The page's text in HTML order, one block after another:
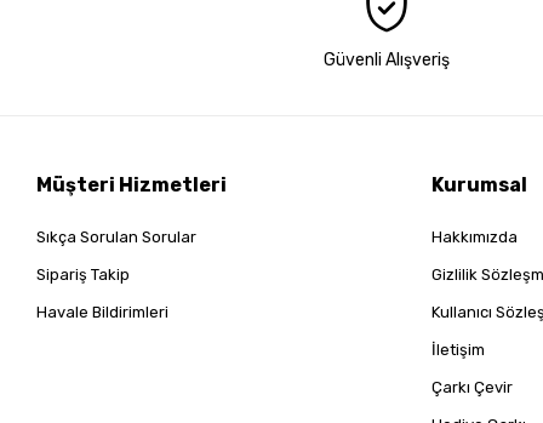
Güvenli Alışveriş
Müşteri Hizmetleri
Sıkça Sorulan Sorular
Sipariş Takip
Havale Bildirimleri
Kurumsal
Hakkımızda
Gizlilik
Kullanıcı
İletişim
Çarkı Çevir